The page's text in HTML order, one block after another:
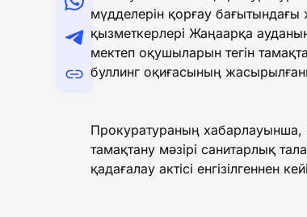
мүдделерін қорғау
қызметкерлері Жаңаарқа
мектеп оқушыларын тегін
буллинг оқиғасының
Прокуратураның хабарлауынша,
тамақтану мәзірі санитарлық
қадағалау актісі енгізілгеннен